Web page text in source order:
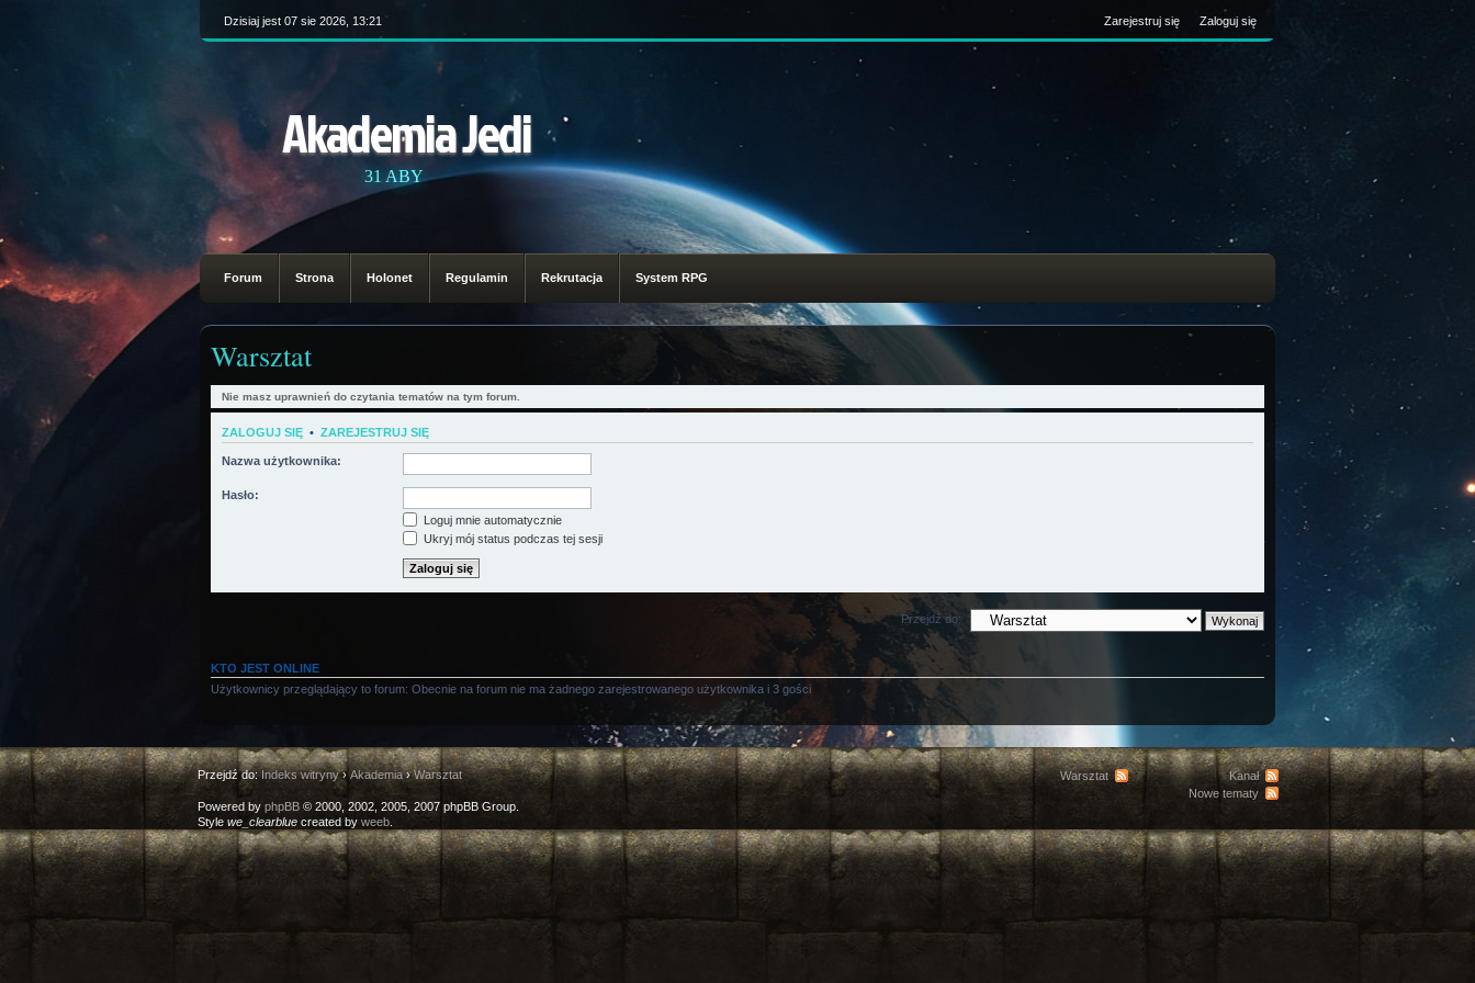
Dzisiaj jest 07 sie 2026, 13:21 Zarejestruj się Zaloguj się
Akademia Jedi
31 ABY
Forum Strona Holonet Regulamin Rekrutacja System RPG
Warsztat
Nie masz uprawnień do czytania tematów na tym forum.
ZALOGUJ SIĘ • ZAREJESTRUJ SIĘ
Nazwa użytkownika:
Hasło:
Loguj mnie automatycznie
Ukryj mój status podczas tej sesji
Przejdź do:
KTO JEST ONLINE
Użytkownicy przeglądający to forum: Obecnie na forum nie ma żadnego zarejestrowanego użytkownika i 3 gości
Przejdź do:Indeks witryny› Akademia›Warsztat
Powered by phpBB© 2000, 2002, 2005, 2007 phpBB Group.
Style we_clearbluecreated by weeb.
Kanał
Nowe tematy
Warsztat